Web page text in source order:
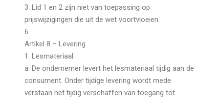
3. Lid 1 en 2 zijn niet van toepassing op
prijswijzigingen die uit de wet voortvloeien.
6
Artikel 8 – Levering
1. Lesmateriaal
a. De ondernemer levert het lesmateriaal tijdig aan de
consument. Onder tijdige levering wordt mede
verstaan het tijdig verschaffen van toegang tot